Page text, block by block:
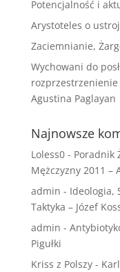
Potencjalność i
Arystoteles o
Zaciemnianie,
Wychowani do
Agustina Paglayan
Najnowsze
Loless0- Poradnik
Mężczyzny 2011 –
admin - Ideologia,
Taktyka – Józef
admin -
Pigułki
Kriss z Polszy-